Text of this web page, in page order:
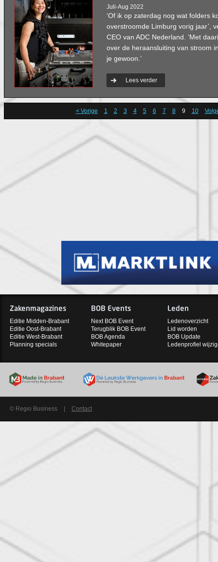
Juli-Aug 2022
‘Of ik op zaterdag nog wat folders
overstroomde Limburg vorig jaar’,
CEO van ADC Nederland. ‘Met
over de heraansluiting van stroom
je gewoon.’
Lees verder
< Vorige 1 2 3 4 5 6 7 8 9 10
Zakenmagazines
Editie Midden-Brabant
Editie Oost-Brabant
Editie West-Brabant
Planning specials
BOB Events
Next BOB Event
Terugblik BOB Event
BOB Agenda
Whitepaper
Leden
Ledenoverzicht
Lid worden
BOB Update
Ledenprofiel
© Regio Business | Contact